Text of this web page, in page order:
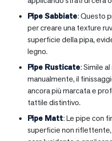
Pipe Sabbiate: Questo
per creare una texture
superficie della pipa,
legno.
Pipe Rusticate: Simile
manualmente, il
ancora più marcata e
tattile distintivo.
Pipe Matt: Le pipe con
superficie non